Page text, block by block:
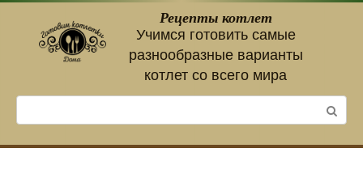
контенту
Рецепты котлет
Учимся готовить самые
разнообразные варианты
котлет со всего мира